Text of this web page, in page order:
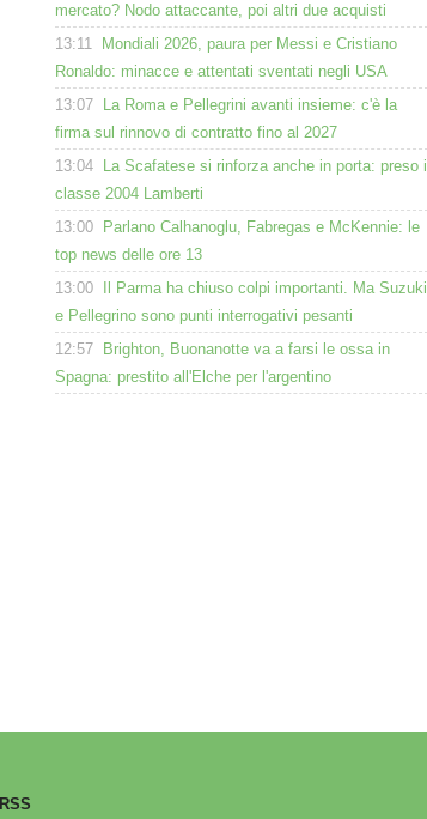
mercato? Nodo attaccante, poi altri due acquisti
13:11
Mondiali 2026, paura per Messi e Cristiano
Ronaldo: minacce e attentati sventati negli USA
13:07
La Roma e Pellegrini avanti insieme: c'è la
firma sul rinnovo di contratto fino al 2027
13:04
La Scafatese si rinforza anche in porta: preso il
classe 2004 Lamberti
13:00
Parlano Calhanoglu, Fabregas e McKennie: le
top news delle ore 13
13:00
Il Parma ha chiuso colpi importanti. Ma Suzuki
e Pellegrino sono punti interrogativi pesanti
12:57
Brighton, Buonanotte va a farsi le ossa in
Spagna: prestito all'Elche per l'argentino
RSS